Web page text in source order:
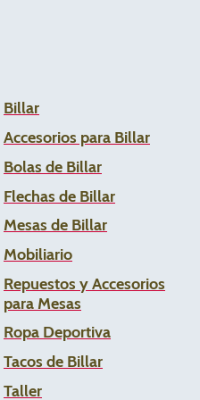
Billar
Accesorios para Billar
Bolas de Billar
Flechas de Billar
Mesas de Billar
Mobiliario
Repuestos y Accesorios
para Mesas
Ropa Deportiva
Tacos de Billar
Taller